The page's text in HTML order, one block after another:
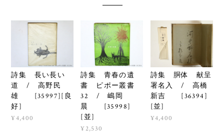
詩集 長い長い
道 / 高野民
雄 [35997][良
好]
¥4,400
詩集 青春の遺
書 ピポー叢書
32 / 嶋岡
晨 [35998]
[並]
¥2,530
詩集 胴体 献呈
署名入 / 高橋
新吉 [36394]
[並]
¥4,400